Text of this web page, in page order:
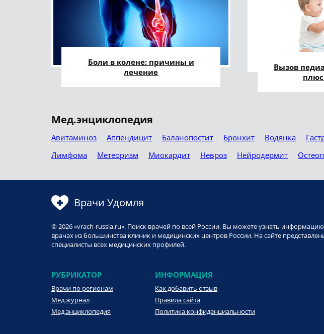
Боли в колене: причины и
лечение
Вызов
Мед.энциклопедия
Авитаминоз Аппендицит Баланопостит Бронхит Водянка
Лимфома
Метеоризм Миокардит Невроз Нейродермит
Врачи Удомля
© 2026 «vrach-russia.ru». Поиск врачей по всей России. Вы можете узнать
врачах из большинства клиник и медицинских центров России. На сайте
специалисты всех медицинских профилей.
РУБРИКАТОР
Врачи по регионам
Мед.журнал
Мед.энциклопедия
ИНФОРМАЦИЯ
Как добавить отзыв
Правила сайта
Политика конфиденциальности